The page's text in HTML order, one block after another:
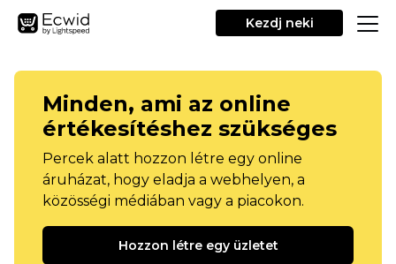
Kezdj neki
Minden, ami az online
értékesítéshez szükséges
Percek alatt hozzon létre egy online
áruházat, hogy eladja a webhelyen, a
közösségi médiában vagy a piacokon.
Hozzon létre egy üzletet